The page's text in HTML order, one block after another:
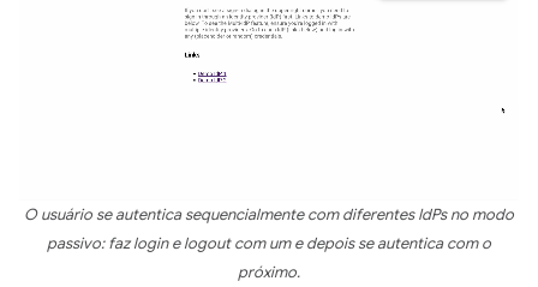
O usuário se autentica sequencialmente com diferentes IdPs no modo
passivo: faz login e logout com um e depois se autentica com o
próximo.